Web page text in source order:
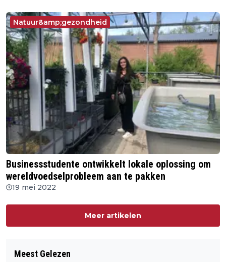
Natuur&amp;gezondheid
Businessstudente ontwikkelt lokale oplossing om
wereldvoedselprobleem aan te pakken
19 mei 2022
Meer artikelen
Meest Gelezen